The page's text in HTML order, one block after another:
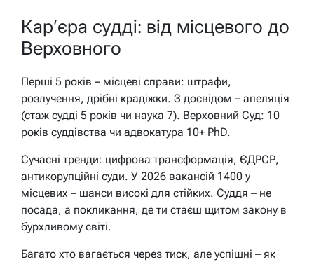
Кар’єра судді: від місцевого до
Верховного
Перші 5 років – місцеві справи: штрафи,
розлучення, дрібні крадіжки. З досвідом – апеляція
(стаж судді 5 років чи наука 7). Верховний Суд: 10
років суддівства чи адвокатура 10+ PhD.
Сучасні тренди: цифрова трансформація, ЄДРСР,
антикорупційні суди. У 2026 вакансій 1400 у
місцевих – шанси високі для стійких. Суддя – не
посада, а покликання, де ти стаєш щитом закону в
бурхливому світі.
Багато хто вагається через тиск, але успішні – як